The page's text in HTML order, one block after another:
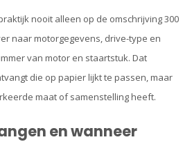
nooit alleen op de omschrijving 300
naar motorgegevens, drive-type en
van motor en staartstuk. Dat
die op papier lijkt te passen, maar
maat of samenstelling heeft.
en wanneer